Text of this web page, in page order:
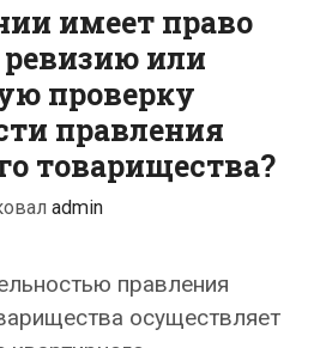
имеет право
или
проверку
правления
товарищества?
admin
правления
осуществляет